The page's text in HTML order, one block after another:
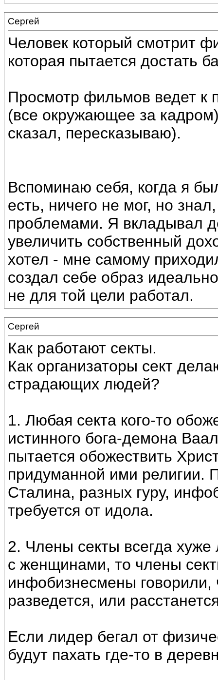
Сергей
Человек который смотрит
которая пытается достать
Просмотр фильмов ведет к
(все окружающее за
сказал, пересказываю).
Вспоминаю себя, когда я
есть, ничего не мог, но
проблемами. Я вкладывал
увеличить собственный
хотел - мне самому
создал себе образ
не для той цели работал.
Сергей
Как работают секты.
Как организаторы сект
страдающих людей?
1. Любая секта кого-то
истинного бога-демона
пытается обожествить
придуманной ими религии.
Сталина, разных гуру,
требуется от идола.
2. Члены секты всегда
с женщинами, то члены
инфобизнесмены говорили,
разведется, или
Если лидер бегал от
будут пахать где-то в